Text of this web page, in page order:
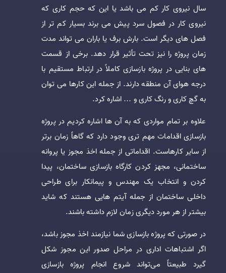
سال نیروی کار کم می باشد یا این که حجم کاری که
نیروی کار در فصول سرد پیش می برند بسیار کم تر از
فصل های دیگر است. بارش برف یا باران می تواند مدت
زمان پروژه را نیز تحت تأثیر قرار دهد. برخی از قسمت
های بنایی در پروژه بازسازی کاملاً در ارتباط مستقیم با
درجه هوای آن منطقه دارند. از جمله این کارها می توان
به گچ کاری و رنگ کاری و … اشاره کرد.
علاوه بر تمام مواردی که به آن ها اشاره کردیم در پروژه
بازسازی اقدامات مهم تری وجود دارد که گاهاً زمان برتر
از سایر کارهاست. اقداماتی از جمله اخذ مجوز یا پروانه
ساختمانی، مجهز کردن کارگاه بازسازی ساختمان، پیدا
کردن و انتخاب یک مهندس و پیمانکار برای طراحی
داخلی ساختمان از جمله آیتم هایی هستند که شاید
بیشتر از هر مورد دیگری زمان لازم داشته باشند.
در صورتی که پروژه بازسازی شما نیازمند اخذ مجوز باشد،
اگر اشتباهات اداری در مراحل صدور این مجوز شکل
گیرد طبیعتاً می‌تواند شروع انجام پروژه بازسازی